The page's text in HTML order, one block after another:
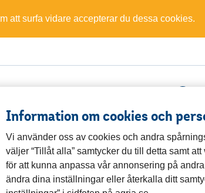
att surfa vidare accepterar du dessa cookies.
Information om cookies och
Vi använder oss av cookies och andra
väljer “Tillåt alla” samtycker du till detta samt
för att kunna anpassa vår annonsering på
ändra dina inställningar eller återkalla ditt